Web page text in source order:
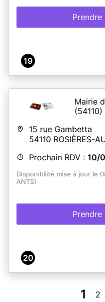
19
Mairie
(54110)
15 rue Gambetta
54110 ROSIÈRES-
Prochain RDV : 10/
Disponibilité mise à jour le
ANTS)
20
1 2